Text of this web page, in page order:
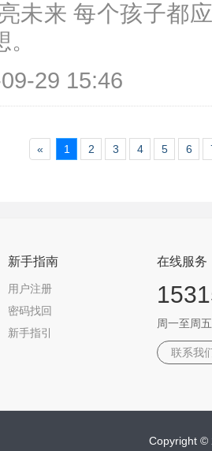
未来 每个孩子都
29 15:46
« 1 2 3 4 5 6
新手指南
用户注册
密码找回
新手指引
在线服务
周一至周
联系我
Copyright ©